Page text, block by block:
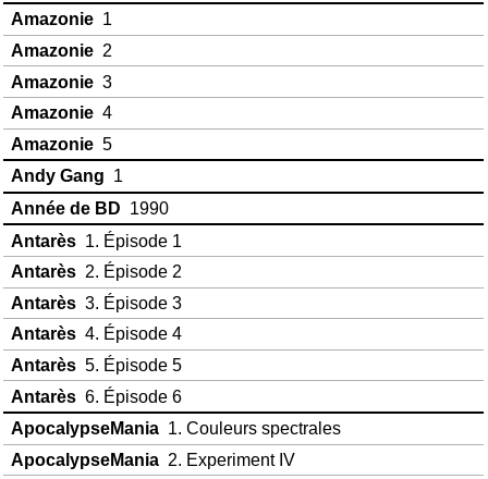
Amazonie1
Amazonie2
Amazonie3
Amazonie4
Amazonie5
Andy Gang 1
Année de BD 1990
Antarès1. Épisode 1
Antarès2. Épisode 2
Antarès3. Épisode 3
Antarès4. Épisode 4
Antarès5. Épisode 5
Antarès6. Épisode 6
ApocalypseMania1. Couleurs spectrales
ApocalypseMania 2. Experiment IV